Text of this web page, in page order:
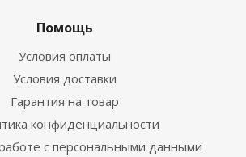
Помощь
Условия оплаты
Условия доставки
Гарантия на товар
конфиденциальности
с персональными данными